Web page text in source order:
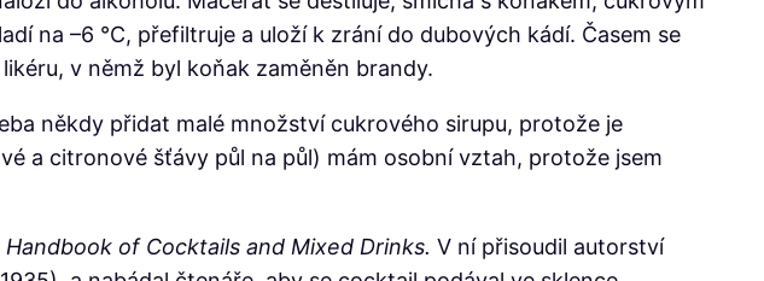
na –6 °C, přefiltruje a uloží k zrání do dubových kádí. Časem se
v němž byl koňak zaměněn brandy.
někdy přidat malé množství cukrového sirupu, protože je
a citronové šťávy půl na půl) mám osobní vztah, protože jsem
Handbook of Cocktails and Mixed Drinks. V ní přisoudil autorství